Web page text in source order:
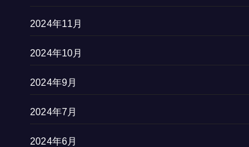
2024年11月
2024年10月
2024年9月
2024年7月
2024年6月